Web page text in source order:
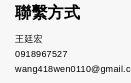
聯繫方式
王廷宏
0918967527